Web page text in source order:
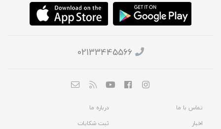
02133445566
تماس با ما
درباره ما
اخبار
ثبت شکایات